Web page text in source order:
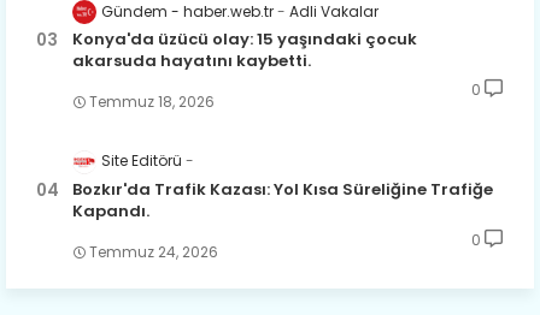
Gündem - haber.web.tr Adli Vakalar
Konya'da üzücü olay: 15 yaşındaki çocuk
akarsuda hayatını kaybetti.
Temmuz 18, 2026
0
Site Editörü
Bozkır'da Trafik Kazası: Yol Kısa Süreliğine Trafiğe
Kapandı.
Temmuz 24, 2026
0